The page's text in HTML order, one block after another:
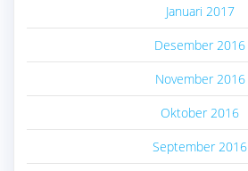
Januari 2017
Desember 2016
November 2016
Oktober 2016
September 2016